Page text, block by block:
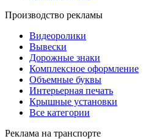
Производство рекламы
Видеоролики
Вывески
Дорожные знаки
Комплексное оформление
Объемные буквы
Интерьерная печать
Крышные установки
Все категории
Реклама на транспорте